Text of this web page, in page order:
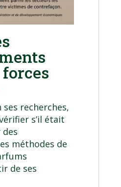
recherches,
s’il était
méthodes de
de ses